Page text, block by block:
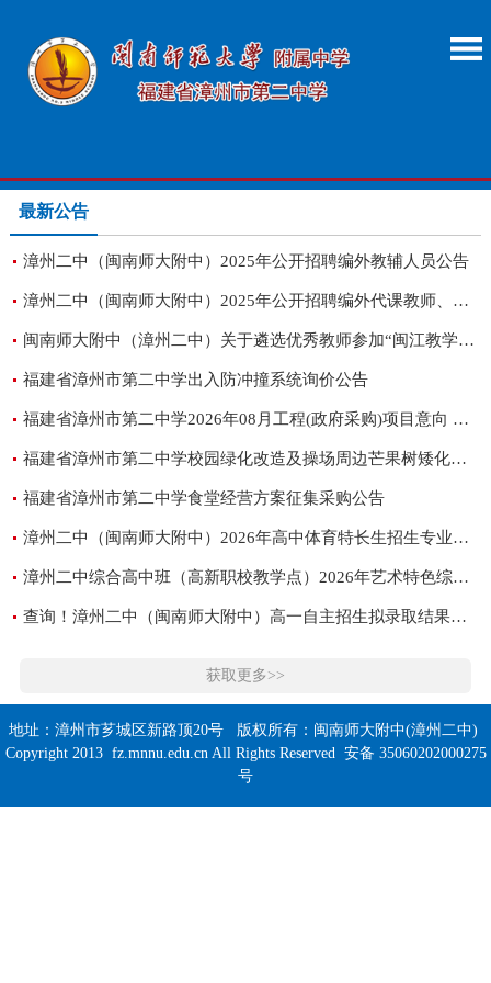
最新公告
漳州二中（闽南师大附中）2025年公开招聘编外教辅人员公告
漳州二中（闽南师大附中）2025年公开招聘编外代课教师、银发教师公告
闽南师大附中（漳州二中）关于遴选优秀教师参加“闽江教学名师暨国家教学名师”市级候选的通知
福建省漳州市第二中学出入防冲撞系统询价公告
福建省漳州市第二中学2026年08月工程(政府采购)项目意向 公告（一）
福建省漳州市第二中学校园绿化改造及操场周边芒果树矮化项目询价公告
福建省漳州市第二中学食堂经营方案征集采购公告
漳州二中（闽南师大附中）2026年高中体育特长生招生专业测试成绩公告
漳州二中综合高中班（高新职校教学点）2026年艺术特色综合高中招生专业素质测试结果公告
查询！漳州二中（闽南师大附中）高一自主招生拟录取结果公布
获取更多>>
地址：漳州市芗城区新路顶20号 版权所有：闽南师大附中(漳州二中)
Copyright 2013 fz.mnnu.edu.cn All Rights Reserved 安备 35060202000275
号